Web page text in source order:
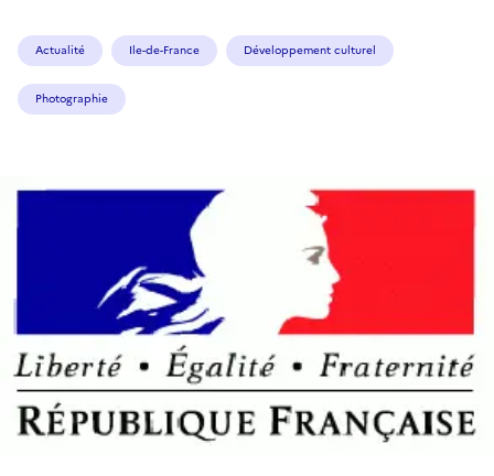
Actualité Ile-de-France Développement culturel
Photographie